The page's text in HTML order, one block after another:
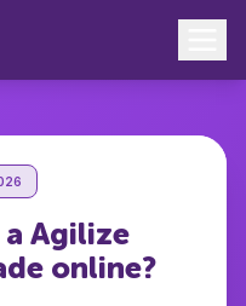
Agilize
online?